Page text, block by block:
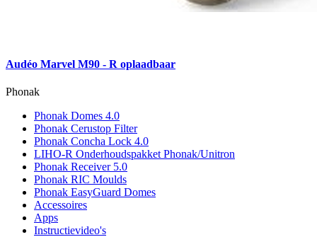
Audéo Marvel M90 - R oplaadbaar
Phonak
Phonak Domes 4.0
Phonak Cerustop Filter
Phonak Concha Lock 4.0
LIHO-R Onderhoudspakket Phonak/Unitron
Phonak Receiver 5.0
Phonak RIC Moulds
Phonak EasyGuard Domes
Accessoires
Apps
Instructievideo's